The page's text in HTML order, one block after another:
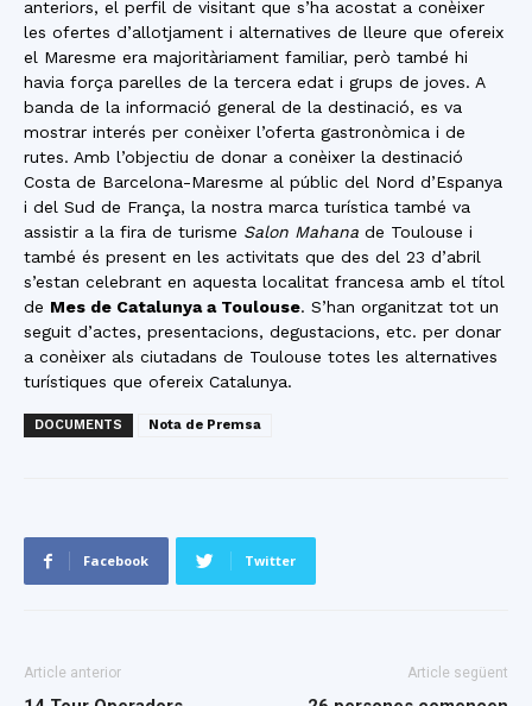
anteriors, el perfil de visitant que s’ha acostat a conèixer
les ofertes d’allotjament i alternatives de lleure que ofereix
el Maresme era majoritàriament familiar, però també hi
havia força parelles de la tercera edat i grups de joves. A
banda de la informació general de la destinació, es va
mostrar interés per conèixer l’oferta gastronòmica i de
rutes. Amb l’objectiu de donar a conèixer la destinació
Costa de Barcelona-Maresme al públic del Nord d’Espanya
i del Sud de França, la nostra marca turística també va
assistir a la fira de turisme Salon Mahana de Toulouse i
també és present en les activitats que des del 23 d’abril
s’estan celebrant en aquesta localitat francesa amb el títol
de Mes de Catalunya a Toulouse. S’han organitzat tot un
seguit d’actes, presentacions, degustacions, etc. per donar
a conèixer als ciutadans de Toulouse totes les alternatives
turístiques que ofereix Catalunya.
DOCUMENTS Nota de Premsa
Facebook Twitter
Article anterior Article següent